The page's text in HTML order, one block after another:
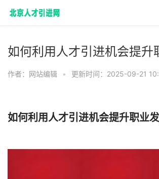
如何利用人才引进机会提升
作者：网站编辑 • 更新时间：2025-09-21
如何利用人才引进机会提升职业